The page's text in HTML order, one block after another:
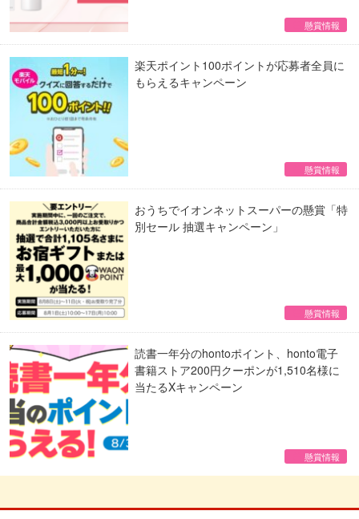
懸賞情報
楽天ポイント100ポイントが応募者全員に
もらえるキャンペーン
懸賞情報
おうちでイオンネットスーパーの懸賞「特
別セール 抽選キャンペーン」
懸賞情報
読書一年分のhontoポイント、honto電子
書籍ストア200円クーポンが1,510名様に
当たるXキャンペーン
懸賞情報